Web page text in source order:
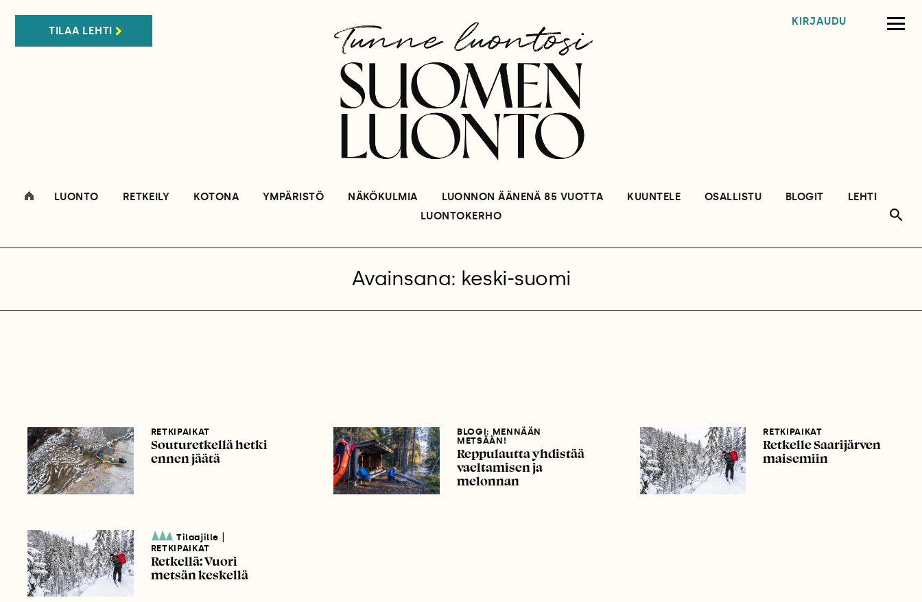
TILAA LEHTI
KIRJAUDU
LUONTO RETKEILY KOTONA YMPÄRISTÖ NÄKÖKULMIA LUONNON ÄÄNENÄ 85 VUOTTA KUUNTELE OSALLISTU BLOGIT
LEHTI
LUONTOKERHO
Avainsana: keski-suomi
RETKIPAIKAT
Souturetkellä hetki
ennen jäätä
BLOGI: MENNÄÄN
METSÄÄN!
Reppulautta yhdistää
vaeltamisen ja
melonnan
RETKIPAIKAT
Retkelle Saarijärven
maisemiin
Tilaajille |
RETKIPAIKAT
Retkellä: Vuori
metsän keskellä